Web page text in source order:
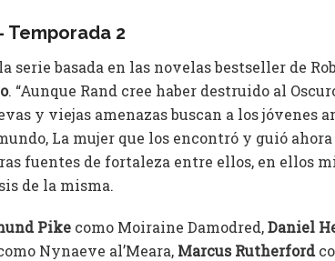
Temporada 2
serie basada en las novelas bestseller de
. “Aunque Rand cree haber destruido al
y viejas amenazas buscan a los jóvenes
La mujer que los encontró y guió
fuentes de fortaleza entre ellos, en ellos
de la misma.
Pike como Moiraine Damodred,Daniel
Nynaeve al’Meara, Marcus Rutherford